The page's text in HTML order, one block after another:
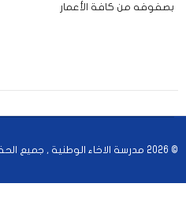
بصفوفه من كافة الأعمار
© 2026 مدرسة الاخاء الوطنية , جميع الحقوق محفوظة